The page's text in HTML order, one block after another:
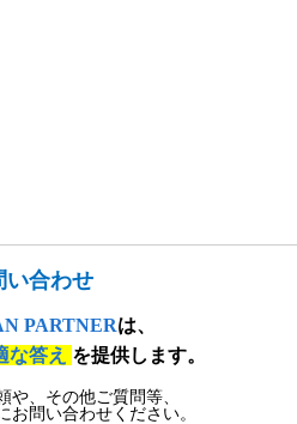
い合わせ​
PARTNERは、
な答え を提供します。
や、その他ご質問等、​
お問い合わせください。​